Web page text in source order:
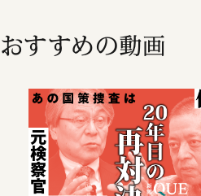
おすすめの動画